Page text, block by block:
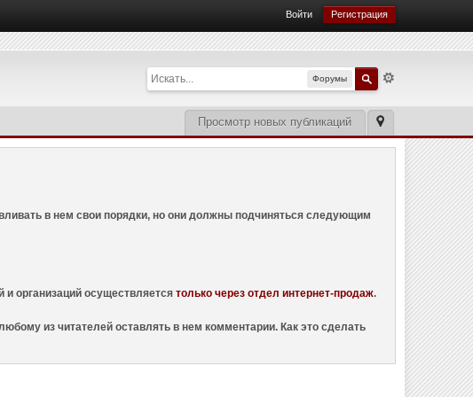
Войти Регистрация
Форумы
Просмотр новых публикаций
в нем свои порядки, но они должны подчиняться следующим
и организаций осуществляетсятолько через отдел интернет-продаж.
из читателей оставлять в нем комментарии. Как это сделать